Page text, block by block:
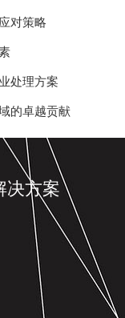
对策略
处理方案
的卓越贡献
决方案